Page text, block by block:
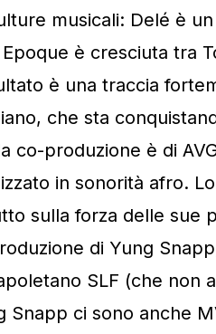
musicali: Delé è
è cresciuta tra
è una traccia
che sta
co-produzione è di
in sonorità afro.
sulla forza delle sue
di Yung
SLF (che non
Snapp ci sono anche